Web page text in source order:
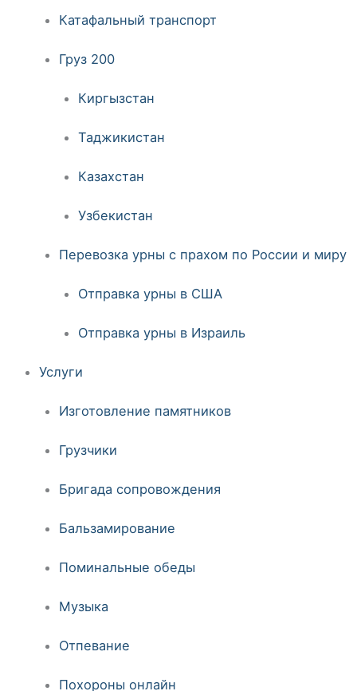
Катафальный транспорт
Груз 200
Киргызстан
Таджикистан
Казахстан
Узбекистан
Перевозка урны с прахом по России и миру
Отправка урны в США
Отправка урны в Израиль
Услуги
Изготовление памятников
Грузчики
Бригада сопровождения
Бальзамирование
Поминальные обеды
Музыка
Отпевание
Похороны онлайн